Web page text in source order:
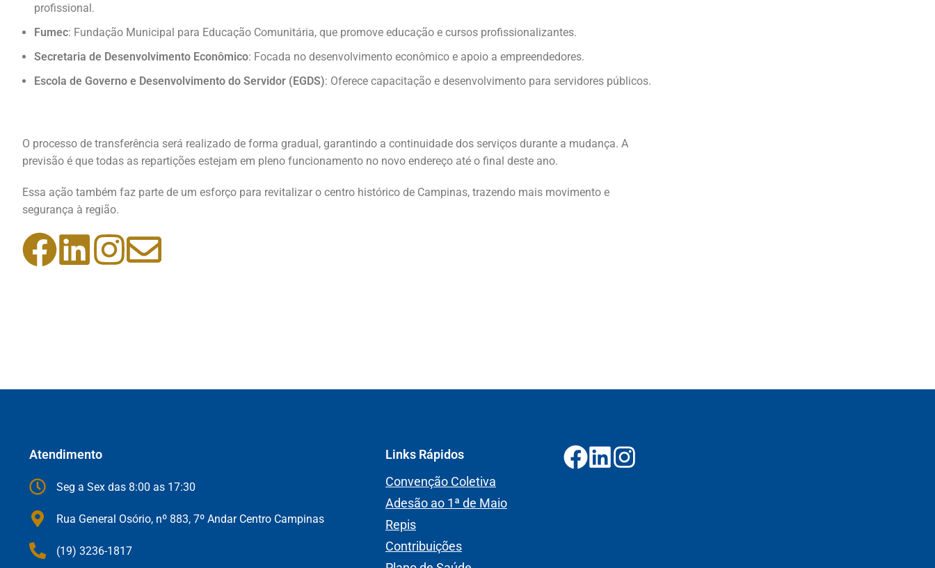
profissional.
Fumec: Fundação Municipal para Educação Comunitária, que promove educação e cursos profissionalizantes.
Secretaria de Desenvolvimento Econômico: Focada no desenvolvimento econômico e apoio a empreendedores.
Escola de Governo e Desenvolvimento do Servidor (EGDS): Oferece capacitação e desenvolvimento para servidores públicos.
O processo de transferência será realizado de forma gradual, garantindo a continuidade dos serviços durante a mudança. A
previsão é que todas as repartições estejam em pleno funcionamento no novo endereço até o final deste ano.
Essa ação também faz parte de um esforço para revitalizar o centro histórico de Campinas, trazendo mais movimento e
segurança à região.
Atendimento
Seg a Sex das 8:00 as 17:30
Rua General Osório, nº 883, 7º Andar Centro Campinas
(19) 3236-1817
Links Rápidos
Convenção Coletiva
Adesão ao 1ª de Maio
Repis
Contribuições